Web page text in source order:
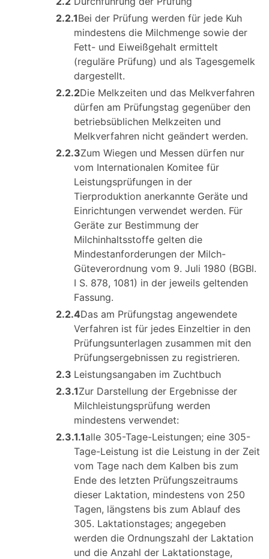
2.2.1Bei der Prüfung werden für jede Kuh
mindestens die Milchmenge sowie der
Fett- und Eiweißgehalt ermittelt
(reguläre Prüfung) und als Tagesgemelk
dargestellt.
2.2.2Die Melkzeiten und das Melkverfahren
dürfen am Prüfungstag gegenüber den
betriebsüblichen Melkzeiten und
Melkverfahren nicht geändert werden.
2.2.3Zum Wiegen und Messen dürfen nur
vom Internationalen Komitee für
Leistungsprüfungen in der
Tierproduktion anerkannte Geräte und
Einrichtungen verwendet werden. Für
Geräte zur Bestimmung der
Milchinhaltsstoffe gelten die
Mindestanforderungen der Milch-
Güteverordnung vom 9. Juli 1980 (BGBl.
I S. 878, 1081) in der jeweils geltenden
Fassung.
2.2.4Das am Prüfungstag angewendete
Verfahren ist für jedes Einzeltier in den
Prüfungsunterlagen zusammen mit den
Prüfungsergebnissen zu registrieren.
2.3 Leistungsangaben im Zuchtbuch
2.3.1Zur Darstellung der Ergebnisse der
Milchleistungsprüfung werden
mindestens verwendet:
2.3.1.1alle 305-Tage-Leistungen; eine 305-
Tage-Leistung ist die Leistung in der Zeit
vom Tage nach dem Kalben bis zum
Ende des letzten Prüfungszeitraums
dieser Laktation, mindestens von 250
Tagen, längstens bis zum Ablauf des
305. Laktationstages; angegeben
werden die Ordnungszahl der Laktation
und die Anzahl der Laktationstage,